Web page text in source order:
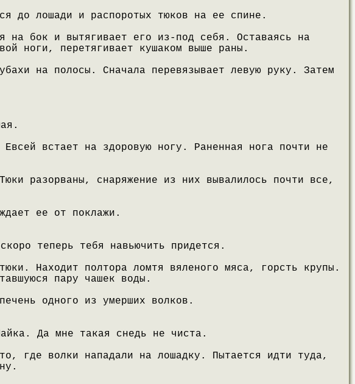
до лошади и распоротых тюков на ее спине.
на бок и вытягивает его из-под себя. Оставаясь на
ноги, перетягивает кушаком выше раны.
на полосы. Сначала перевязывает левую руку. Затем
встает на здоровую ногу. Раненная нога почти не
разорваны, снаряжение из них вывалилось почти все,
ее от поклажи.
теперь тебя навьючить придется.
Находит полтора ломтя вяленого мяса, горсть крупы.
пару чашек воды.
одного из умерших волков.
Да мне такая снедь не чиста.
где волки нападали на лошадку. Пытается идти туда,